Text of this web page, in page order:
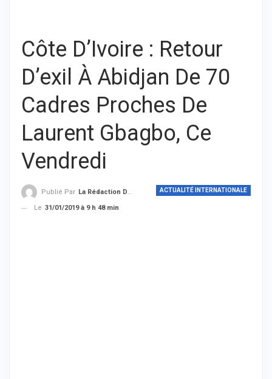
Côte D’Ivoire : Retour
D’exil À Abidjan De 70
Cadres Proches De
Laurent Gbagbo, Ce
Vendredi
ACTUALITÉ INTERNATIONALE
Publié Par La Rédaction De THIEYSENEGAL.com
Le 31/01/2019 à 9 h 48 min